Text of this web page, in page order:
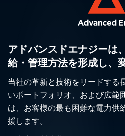
アドバンスドエナジーは
給・管理方法を形成し、
当社の革新と技術をリードする
いポートフォリオ、および広範
は、お客様の最も困難な電力供
援します。